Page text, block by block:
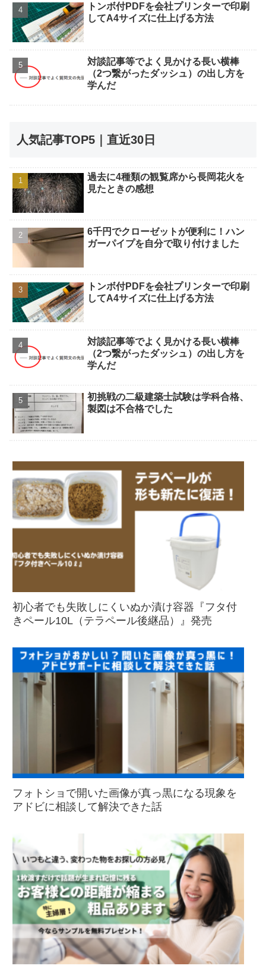
トンボ付PDFを会社プリンターで印刷
してA4サイズに仕上げる方法
対談記事等でよく見かける長い横棒
（2つ繋がったダッシュ）の出し方を
学んだ
人気記事TOP5｜直近30日
過去に4種類の観覧席から長岡花火を
見たときの感想
6千円でクローゼットが便利に！ハン
ガーパイプを自分で取り付けました
トンボ付PDFを会社プリンターで印刷
してA4サイズに仕上げる方法
対談記事等でよく見かける長い横棒
（2つ繋がったダッシュ）の出し方を
学んだ
初挑戦の二級建築士試験は学科合格、
製図は不合格でした
初心者でも失敗しにくいぬか漬け容器『フタ付
きペール10L（テラペール後継品）』発売
フォトショで開いた画像が真っ黒になる現象を
アドビに相談して解決できた話